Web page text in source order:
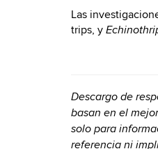
Las
trips, y
Descargo de
basan en el
solo para
referencia ni